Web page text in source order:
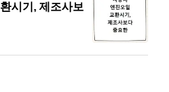
시기, 제조사보